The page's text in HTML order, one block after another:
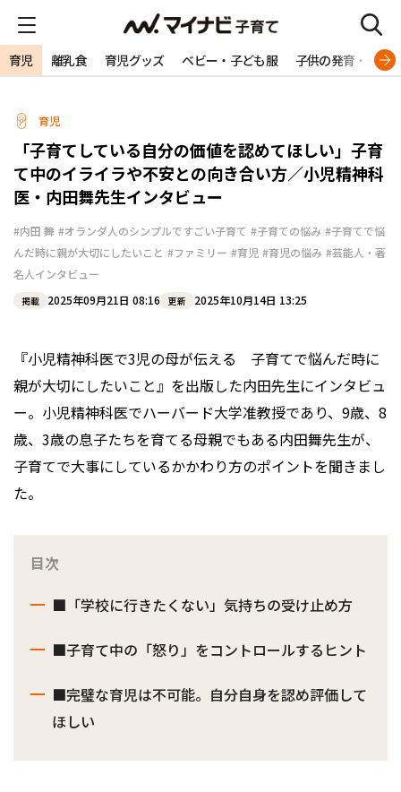
育児 離乳食 育児グッズ ベビー・子ども服 子供の発育・発達
育児
「子育てしている自分の価値を認めてほしい」子育
て中のイライラや不安との向き合い方／小児精神科
医・内田舞先生インタビュー
#内田 舞 #オランダ人のシンプルですごい子育て #子育ての悩み #子育てで悩
んだ時に親が大切にしたいこと #ファミリー #育児 #育児の悩み #芸能人・著
名人インタビュー
掲載 2025年09月21日 08:16 更新 2025年10月14日 13:25
『小児精神科医で3児の母が伝える 子育てで悩んだ時に
親が大切にしたいこと』を出版した内田先生にインタビュ
ー。小児精神科医でハーバード大学准教授であり、9歳、8
歳、3歳の息子たちを育てる母親でもある内田舞先生が、
子育てで大事にしているかかわり方のポイントを聞きまし
た。
目次
■「学校に行きたくない」気持ちの受け止め方
■子育て中の「怒り」をコントロールするヒント
■完璧な育児は不可能。自分自身を認め評価して
ほしい